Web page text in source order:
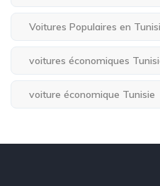
Voitures Populaires en
voitures économiques
voiture économique Tunisie